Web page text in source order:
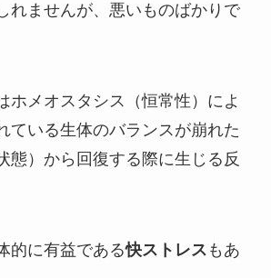
れませんが、悪いものばかりで
ホメオスタシス（恒常性）によ
ている生体のバランスが崩れた
態）から回復する際に生じる反
的に有益である快ストレス もあ